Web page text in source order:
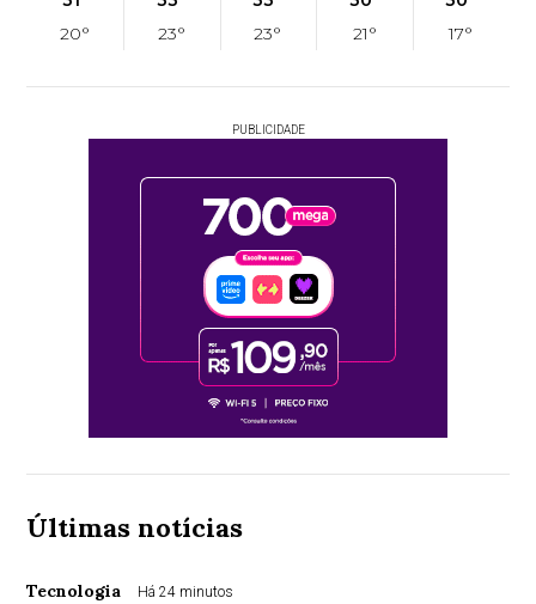
20°
23°
23°
21°
17°
PUBLICIDADE
Últimas notícias
Tecnologia Há 24 minutos